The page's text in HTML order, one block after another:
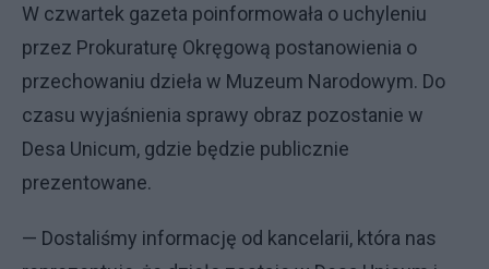
W czwartek gazeta poinformowała o uchyleniu
przez Prokuraturę Okręgową postanowienia o
przechowaniu dzieła w Muzeum Narodowym. Do
czasu wyjaśnienia sprawy obraz pozostanie w
Desa Unicum, gdzie będzie publicznie
prezentowane.
— Dostaliśmy informację od kancelarii, która nas